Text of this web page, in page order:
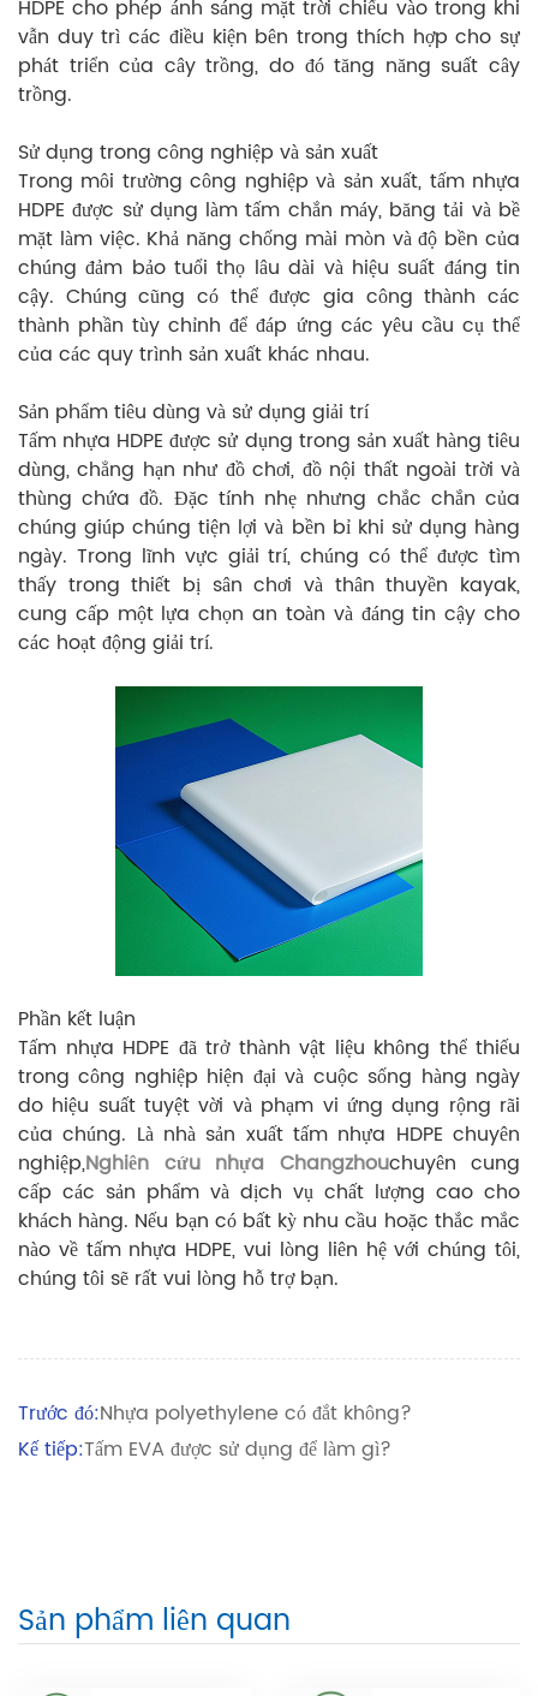
HDPE cho phép ánh sáng mặt trời chiếu vào trong khi
vẫn duy trì các điều kiện bên trong thích hợp cho sự
phát triển của cây trồng, do đó tăng năng suất cây
trồng.
Sử dụng trong công nghiệp và sản xuất
Trong môi trường công nghiệp và sản xuất, tấm nhựa
HDPE được sử dụng làm tấm chắn máy, băng tải và bề
mặt làm việc. Khả năng chống mài mòn và độ bền của
chúng đảm bảo tuổi thọ lâu dài và hiệu suất đáng tin
cậy. Chúng cũng có thể được gia công thành các
thành phần tùy chỉnh để đáp ứng các yêu cầu cụ thể
của các quy trình sản xuất khác nhau.
Sản phẩm tiêu dùng và sử dụng giải trí
Tấm nhựa HDPE được sử dụng trong sản xuất hàng tiêu
dùng, chẳng hạn như đồ chơi, đồ nội thất ngoài trời và
thùng chứa đồ. Đặc tính nhẹ nhưng chắc chắn của
chúng giúp chúng tiện lợi và bền bỉ khi sử dụng hàng
ngày. Trong lĩnh vực giải trí, chúng có thể được tìm
thấy trong thiết bị sân chơi và thân thuyền kayak,
cung cấp một lựa chọn an toàn và đáng tin cậy cho
các hoạt động giải trí.
Phần kết luận
Tấm nhựa HDPE đã trở thành vật liệu không thể thiếu
trong công nghiệp hiện đại và cuộc sống hàng ngày
do hiệu suất tuyệt vời và phạm vi ứng dụng rộng rãi
của chúng. Là nhà sản xuất tấm nhựa HDPE chuyên
nghiệp,Nghiên cứu nhựa Changzhouchuyên cung
cấp các sản phẩm và dịch vụ chất lượng cao cho
khách hàng. Nếu bạn có bất kỳ nhu cầu hoặc thắc mắc
nào về tấm nhựa HDPE, vui lòng liên hệ với chúng tôi,
chúng tôi sẽ rất vui lòng hỗ trợ bạn.
Trước đó:Nhựa polyethylene có đắt không?
Kế tiếp:Tấm EVA được sử dụng để làm gì?
Sản phẩm liên quan